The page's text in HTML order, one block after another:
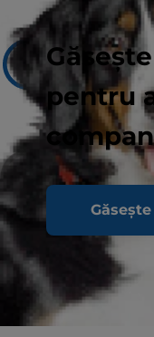
pentru
Câini adulți
susținerea
vieții.
Căței sub 1
timpul
schimbată